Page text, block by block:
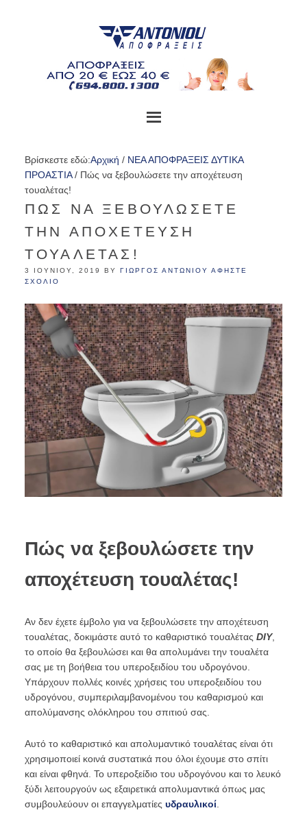
Βρίσκεστε εδώ:Αρχική / ΝΕΑ ΑΠΟΦΡΑΞΕΙΣ ΔΥΤΙΚΑ
ΠΡΟΑΣΤΙΑ /Πώς να ξεβουλώσετε την αποχέτευση
τουαλέτας!
ΠΏΣ ΝΑ ΞΕΒΟΥΛΏΣΕΤΕ
ΤΗΝ ΑΠΟΧΈΤΕΥΣΗ
ΤΟΥΑΛΈΤΑΣ!
3 ΙΟΥΝΊΟΥ, 2019 BY ΓΙΏΡΓΟΣ ΑΝΤΩΝΊΟΥ ΑΦΗΣΤΕ
ΣΧΟΛΙΟ
Πώς να ξεβουλώσετε την
αποχέτευση τουαλέτας!
Αν δεν έχετε έμβολο για να ξεβουλώσετε την αποχέτευση
τουαλέτας, δοκιμάστε αυτό το καθαριστικό τουαλέτας DIY,
το οποίο θα ξεβουλώσει και θα απολυμάνει την τουαλέτα
σας με τη βοήθεια του υπεροξειδίου του υδρογόνου.
Υπάρχουν πολλές κοινές χρήσεις του υπεροξειδίου του
υδρογόνου, συμπεριλαμβανομένου του καθαρισμού και
απολύμανσης ολόκληρου του σπιτιού σας.
Αυτό το καθαριστικό και απολυμαντικό τουαλέτας είναι ότι
χρησιμοποιεί κοινά συστατικά που όλοι έχουμε στο σπίτι
και είναι φθηνά. Το υπεροξείδιο του υδρογόνου και το λευκό
ξύδι λειτουργούν ως εξαιρετικά απολυμαντικά όπως μας
συμβουλεύουν οι επαγγελματίες υδραυλικοί.